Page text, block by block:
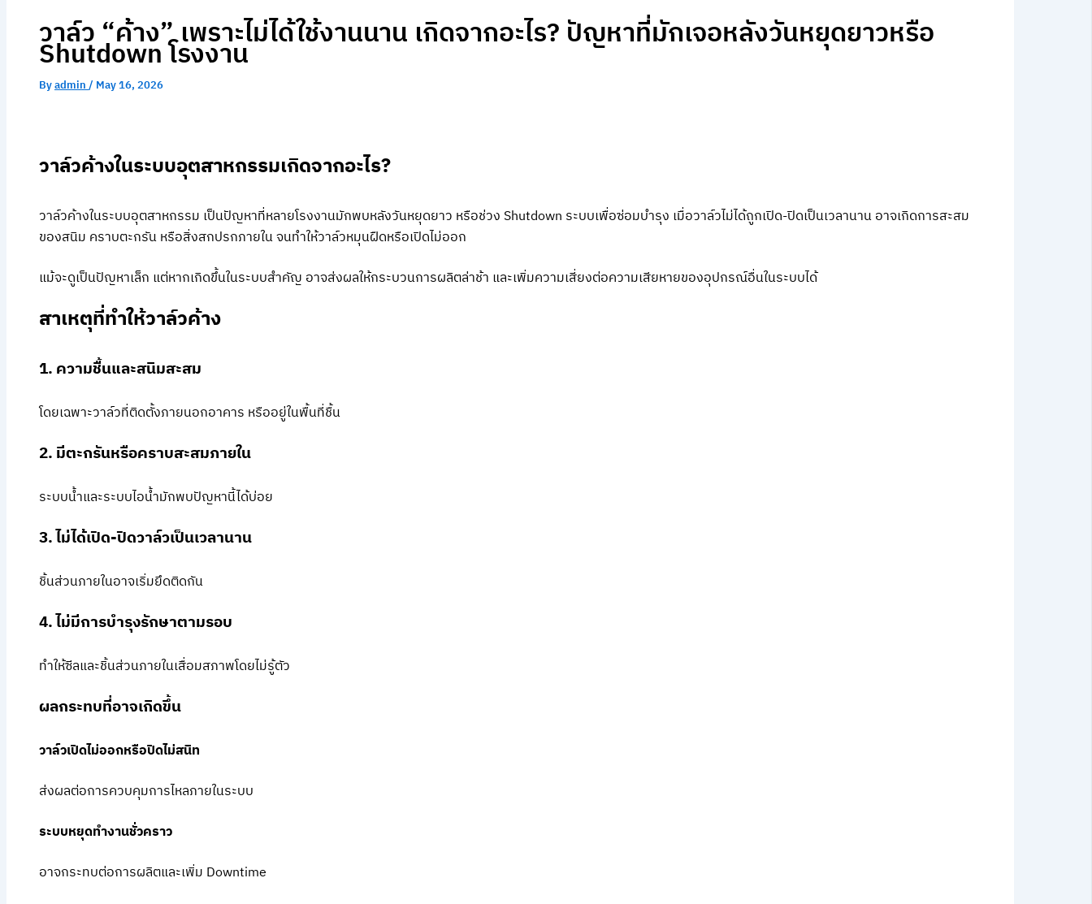
วาล์ว “ค้าง” เพราะไม่ได้ใช้งานนาน เกิดจากอะไร? ปัญหาที่มักเจอหลังวันหยุดยาวหรือ
Shutdown โรงงาน
Byadmin/ May 16, 2026
วาล์วค้างในระบบอุตสาหกรรมเกิดจากอะไร?
วาล์วค้างในระบบอุตสาหกรรม เป็นปัญหาที่หลายโรงงานมักพบหลังวันหยุดยาว หรือช่วง Shutdown ระบบเพื่อซ่อมบำรุง เมื่อวาล์วไม่ได้ถูกเปิด-ปิดเป็นเวลานาน อาจเกิดการสะสม
ของสนิม คราบตะกรัน หรือสิ่งสกปรกภายใน จนทำให้วาล์วหมุนฝืดหรือเปิดไม่ออก
แม้จะดูเป็นปัญหาเล็ก แต่หากเกิดขึ้นในระบบสำคัญ อาจส่งผลให้กระบวนการผลิตล่าช้า และเพิ่มความเสี่ยงต่อความเสียหายของอุปกรณ์อื่นในระบบได้
สาเหตุที่ทำให้วาล์วค้าง
1. ความชื้นและสนิมสะสม
โดยเฉพาะวาล์วที่ติดตั้งภายนอกอาคาร หรืออยู่ในพื้นที่ชื้น
2. มีตะกรันหรือคราบสะสมภายใน
ระบบน้ำและระบบไอน้ำมักพบปัญหานี้ได้บ่อย
3. ไม่ได้เปิด-ปิดวาล์วเป็นเวลานาน
ชิ้นส่วนภายในอาจเริ่มยึดติดกัน
4. ไม่มีการบำรุงรักษาตามรอบ
ทำให้ซีลและชิ้นส่วนภายในเสื่อมสภาพโดยไม่รู้ตัว
ผลกระทบที่อาจเกิดขึ้น
วาล์วเปิดไม่ออกหรือปิดไม่สนิท
ส่งผลต่อการควบคุมการไหลภายในระบบ
ระบบหยุดทำงานชั่วคราว
อาจกระทบต่อการผลิตและเพิ่ม Downtime